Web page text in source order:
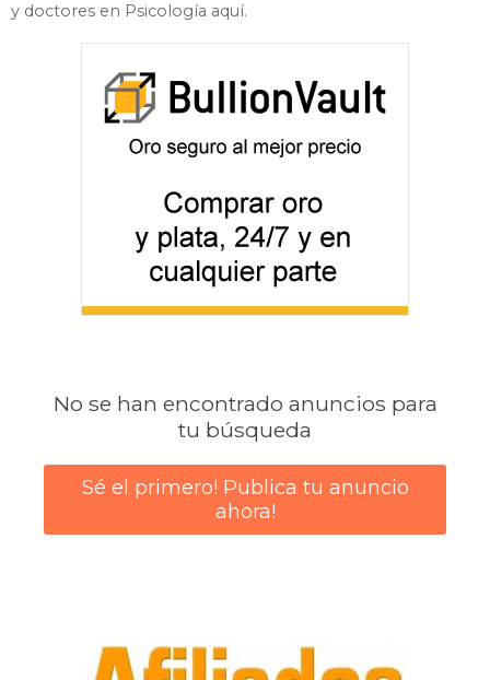
y doctores en Psicología aquí.
No se han encontrado anuncios para
tu búsqueda
Sé el primero! Publica tu anuncio
ahora!